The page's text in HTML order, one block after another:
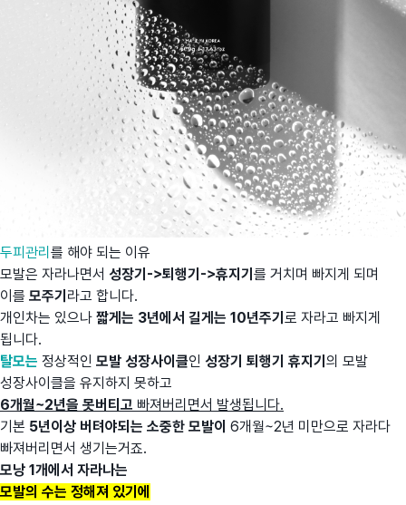
두피관리 를 해야 되는 이유
모발은 자라나면서 성장기->퇴행기->휴지기 를 거치며 빠지게 되며
이를 모주기 라고 합니다.
개인차는 있으나 짧게는 3년에서 길게는 10년주기 로 자라고 빠지게
됩니다.
탈모는 정상적인 모발 성장사이클인 성장기 퇴행기 휴지기 의 모발
성장사이클을 유지하지 못하고
6개월~2년을 못버티고 빠져버리면서 발생됩니다.
기본 5년이상 버텨야되는 소중한 모발이 6개월~2년 미만으로 자라다
빠져버리면서 생기는거죠.
모낭 1개에서 자라나는
모발의 수는 정해져 있기에